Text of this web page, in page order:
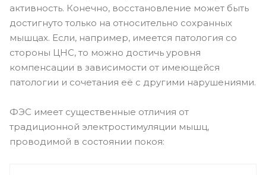
активность. Конечно, восстановление может быть
достигнуто только на относительно сохранных
мышцах. Если, например, имеется патология со
стороны ЦНС, то можно достичь уровня
компенсации в зависимости от имеющейся
патологии и сочетания её с другими нарушениями.
ФЭС имеет существенные отличия от
традиционной электростимуляции мышц,
проводимой в состоянии покоя: